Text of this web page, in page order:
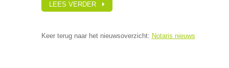
LEES VERDER
Keer terug naar het nieuwsoverzicht: Notaris nieuws